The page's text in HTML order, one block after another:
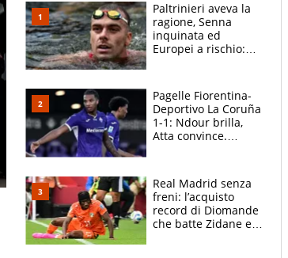
Paltrinieri aveva la
ragione, Senna
inquinata ed
Europei a rischio:
adesso
Pagelle Fiorentina-
Deportivo La Coruña
1-1: Ndour brilla,
Atta convince.
Real Madrid senza
freni: l’acquisto
record di Diomande
che batte Zidane e